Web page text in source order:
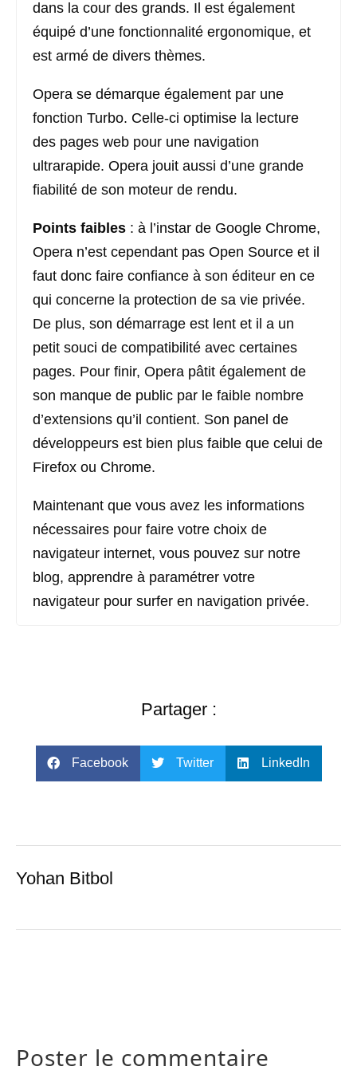
dans la cour des grands. Il est également
équipé d’une fonctionnalité ergonomique, et
est armé de divers thèmes.
Opera se démarque également par une
fonction Turbo. Celle-ci optimise la lecture
des pages web pour une navigation
ultrarapide. Opera jouit aussi d’une grande
fiabilité de son moteur de rendu.
Points faibles : à l’instar de Google Chrome,
Opera n’est cependant pas Open Source et il
faut donc faire confiance à son éditeur en ce
qui concerne la protection de sa vie privée.
De plus, son démarrage est lent et il a un
petit souci de compatibilité avec certaines
pages. Pour finir, Opera pâtit également de
son manque de public par le faible nombre
d’extensions qu’il contient. Son panel de
développeurs est bien plus faible que celui de
Firefox ou Chrome.
Maintenant que vous avez les informations
nécessaires pour faire votre choix de
navigateur internet, vous pouvez sur notre
blog, apprendre à paramétrer votre
navigateur pour surfer en navigation privée.
Partager :
Facebook Twitter LinkedIn
Yohan Bitbol
Poster le commentaire